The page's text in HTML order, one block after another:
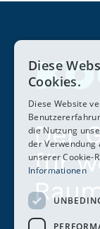
Der
für
Diese
Cookies.
Diese Website
die Nutzung
der Verwendung
unserer Cookie-
Informationen